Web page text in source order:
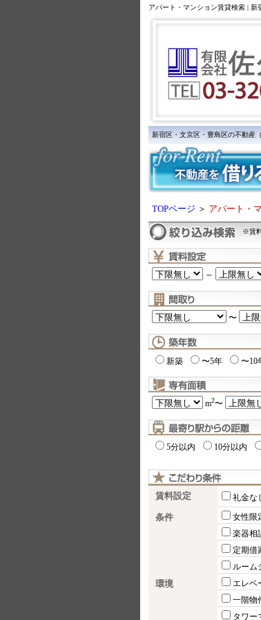
アパート・マンション賃貸検索 |
新宿区・文京区・豊島区の不動産
TOPページ ＞ アパート・
※賃
～
〜
新築 〜5年 〜10
m2〜
5分以内 10分以内
賃料設定 礼金な
条件 女性限
楽器相
定期借
ルーム
環境 エレベ
一階物
タワー